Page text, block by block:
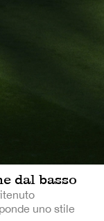
dal basso
uno stile